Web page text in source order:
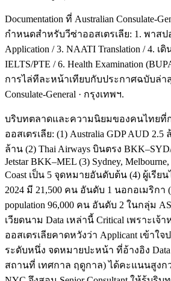
Documentation ที่ Australian Consulate-
กำหนดสำหรับวีซ่าออสเตรเลีย: 1. พาสป
Application / 3. NAATI Translation / 4. เ
IELTS/PTE / 6. Health Examination
การไล่ทีละหน้าเทียบกับประกาศฉบับล่าสุ
Consulate-General · กรุงเทพฯ.
บริบทตลาดและความนิยมของคนไทยที่ก
ออสเตรเลีย: (1) Australia GDP AUD
ล้าน (2) Thai Airways บินตรง
Jetstar BKK–MEL (3) Sydney, Melbourne,
Coast เป็น 5 จุดหมายอันดับต้น (4) ผู้เรีย
2024 มี 21,500 คน อันดับ 1 นอกอเมริกา
population 96,000 คน อันดับ 2 ในกลุ่ม
เวียดนาม Data เหล่านี้ Critical เพราะเจ้
ออสเตรเลียคาดหวังว่า Applicant เข้าใ
ระดับหนึ่ง จดหมายปะหน้า ที่อ้างอิง
สถานที่ เทศกาล ฤดูกาล) ได้คะแนนสูงก